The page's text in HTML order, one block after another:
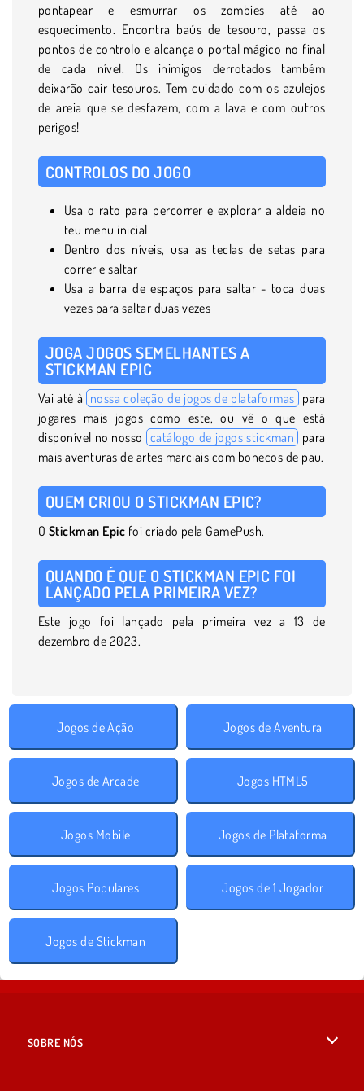
pontapear e esmurrar os zombies até ao
esquecimento. Encontra baús de tesouro, passa os
pontos de controlo e alcança o portal mágico no final
de cada nível. Os inimigos derrotados também
deixarão cair tesouros. Tem cuidado com os azulejos
de areia que se desfazem, com a lava e com outros
perigos!
CONTROLOS DO JOGO
Usa o rato para percorrer e explorar a aldeia no
teu menu inicial
Dentro dos níveis, usa as teclas de setas para
correr e saltar
Usa a barra de espaços para saltar - toca duas
vezes para saltar duas vezes
JOGA JOGOS SEMELHANTES A
STICKMAN EPIC
Vai até à nossa coleção de jogos de plataformas para
jogares mais jogos como este, ou vê o que está
disponível no nosso catálogo de jogos stickman para
mais aventuras de artes marciais com bonecos de pau.
QUEM CRIOU O STICKMAN EPIC?
O Stickman Epic foi criado pela GamePush.
QUANDO É QUE O STICKMAN EPIC FOI
LANÇADO PELA PRIMEIRA VEZ?
Este jogo foi lançado pela primeira vez a 13 de
dezembro de 2023.
Jogos de Ação Jogos de Aventura
Jogos de Arcade Jogos HTML5
Jogos Mobile Jogos de Plataforma
Jogos Populares Jogos de 1 Jogador
Jogos de Stickman
SOBRE NÓS